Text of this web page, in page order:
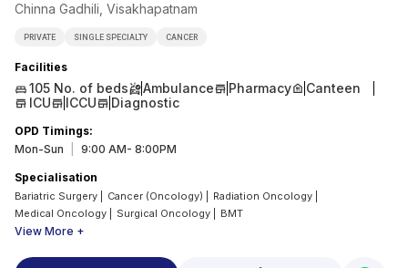
Chinna Gadhili, Visakhapatnam
PRIVATE SINGLE SPECIALTY CANCER
Facilities
105 No. of beds Ambulance Pharmacy
Canteen
ICU
ICCU Diagnostic
OPD Timings:
Mon-Sun
9:00 AM- 8:00PM
Specialisation
Bariatric Surgery Cancer (Oncology) Radiation Oncology
Medical Oncology
Surgical Oncology BMT
View More +